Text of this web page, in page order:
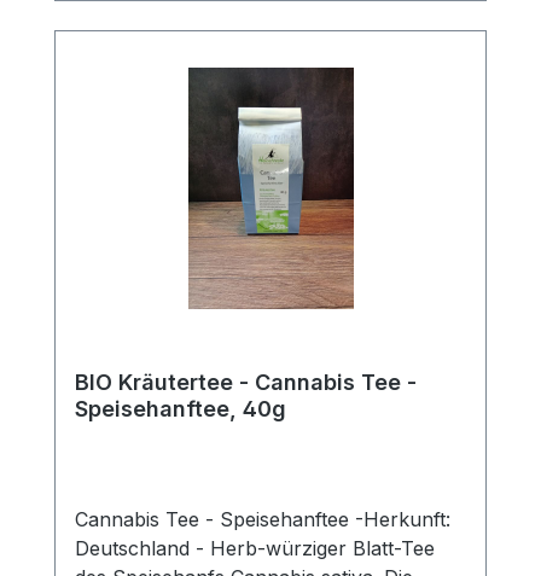
BIO Kräutertee - Cannabis Tee -
Speisehanftee, 40g
Cannabis Tee - Speisehanftee -Herkunft:
Deutschland - Herb-würziger Blatt-Tee